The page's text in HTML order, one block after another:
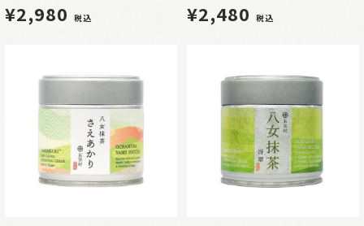
¥2,980 税込 ¥2,480 税込